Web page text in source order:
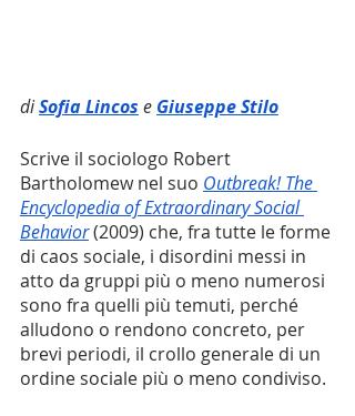
di Sofia Lincos e Giuseppe Stilo
Scrive il sociologo Robert
Bartholomew nel suo Outbreak! The
Encyclopedia of Extraordinary Social
Behavior(2009) che, fra tutte le forme
di caos sociale, i disordini messi in
atto da gruppi più o meno numerosi
sono fra quelli più temuti, perché
alludono o rendono concreto, per
brevi periodi, il crollo generale di un
ordine sociale più o meno condiviso.